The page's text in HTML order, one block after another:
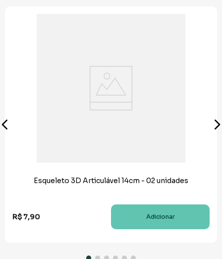
Esqueleto 3D Articulável 14cm - 02 unidades
R$ 7,90 Adicionar